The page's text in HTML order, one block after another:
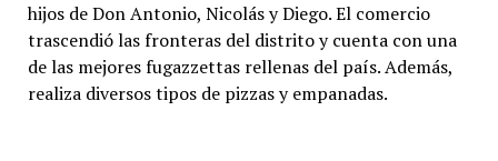
hijos de Don Antonio, Nicolás y Diego. El comercio
trascendió las fronteras del distrito y cuenta con una
de las mejores fugazzettas rellenas del país. Además,
realiza diversos tipos de pizzas y empanadas.